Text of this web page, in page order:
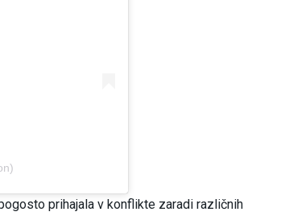
prihajala v konflikte zaradi različnih